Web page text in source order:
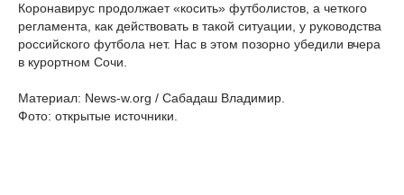
Коронавирус продолжает «косить» футболистов, а четкого
регламента, как действовать в такой ситуации, у руководства
российского футбола нет. Нас в этом позорно убедили вчера
в курортном Сочи.
Материал: News-w.org / Сабадаш Владимир.
Фото: открытые источники.